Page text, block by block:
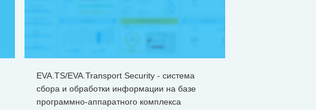
EVA.TS/EVA.Transport Security - система
сбора и обработки информации на базе
программно-аппаратного комплекса